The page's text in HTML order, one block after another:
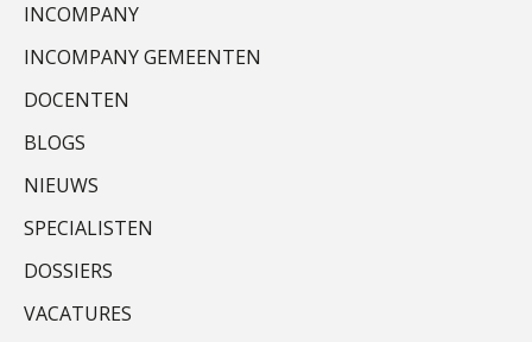
INCOMPANY
INCOMPANY GEMEENTEN
DOCENTEN
BLOGS
NIEUWS
SPECIALISTEN
DOSSIERS
VACATURES